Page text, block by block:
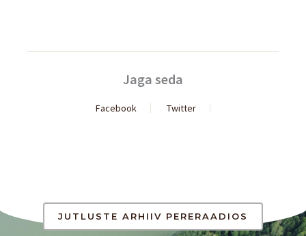
Jaga seda
Facebook Twitter
JUTLUSTE ARHIIV PERERAADIOS